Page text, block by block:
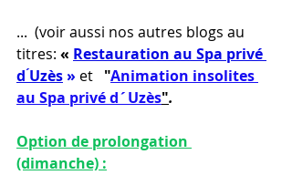
...  (voir aussi nos autres blogs au
titres: « Restauration au Spa privé
d ́Uzès » et
  "
Animation insolites
au Spa privé d´Uzès".
Option de prolongation
(dimanche) :